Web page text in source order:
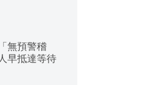
無預警稽
早抵達等待